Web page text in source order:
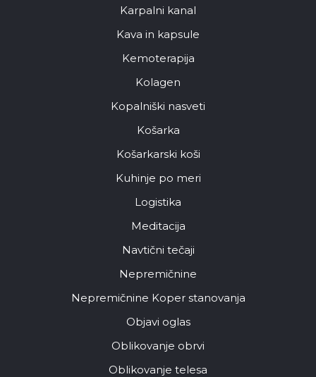
Karpalni kanal
Kava in kapsule
Kemoterapija
Kolagen
Kopalniški nasveti
Košarka
Košarkarski koši
Kuhinje po meri
Logistika
Meditacija
Navtični tečaji
Nepremičnine
Nepremičnine Koper stanovanja
Objavi oglas
Oblikovanje obrvi
Oblikovanje telesa